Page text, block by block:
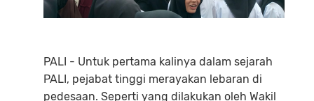
PALI - Untuk pertama kalinya dalam sejarah
PALI, pejabat tinggi merayakan lebaran di
pedesaan. Seperti yang dilakukan oleh Wakil